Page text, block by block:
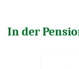
In der